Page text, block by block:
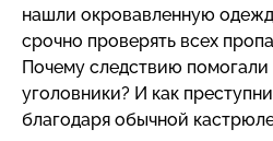
нашли окровавленную
срочно проверять всех
Почему следствию
уголовники? И как
благодаря обычной